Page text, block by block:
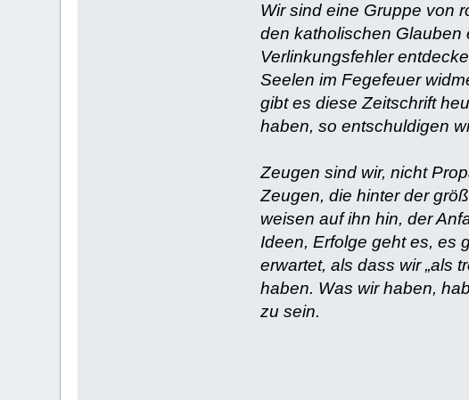
Wir sind eine Gruppe von
den katholischen
Verlinkungsfehler
Seelen im Fegefeuer
gibt es diese Zeitschrift
haben, so entschuldigen
Zeugen sind wir, nicht
Zeugen, die hinter der
weisen auf ihn hin, der
Ideen, Erfolge geht es, es
erwartet, als dass wir „als
haben. Was wir haben,
zu sein.